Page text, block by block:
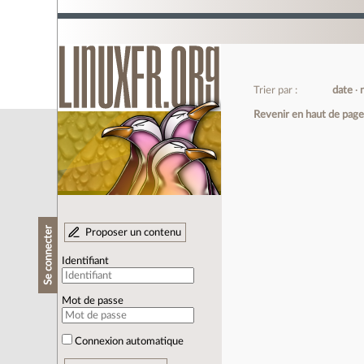
Se connecter Proposer un contenu
Identifiant
Mot de passe
Connexion automatique
Trier par : date
Revenir en haut de page